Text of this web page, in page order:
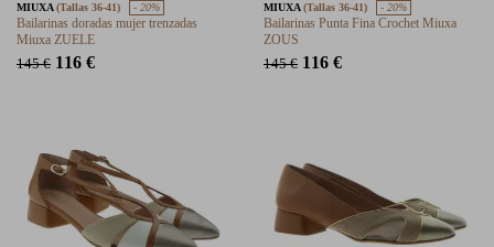
MIUXA(Tallas 36-41) - 20%
Bailarinas doradas mujer trenzadas
Miuxa ZUELE
145 € 116 €
MIUXA(Tallas 36-41) - 20%
Bailarinas Punta Fina Crochet Miuxa
ZOUS
145 € 116 €